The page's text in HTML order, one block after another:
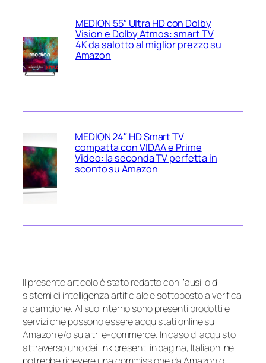
MEDION 55″ Ultra HD con Dolby
Vision e Dolby Atmos: smart TV
4K da salotto al miglior prezzo su
Amazon
MEDION 24″ HD Smart TV
compatta con VIDAA e Prime
Video: la seconda TV perfetta in
sconto su Amazon
Il presente articolo è stato redatto con l’ausilio di
sistemi di intelligenza artificiale e sottoposto a verifica
a campione. Al suo interno sono presenti prodotti e
servizi che possono essere acquistati online su
Amazon e/o su altri e-commerce. In caso di acquisto
attraverso uno dei link presenti in pagina, Italiaonline